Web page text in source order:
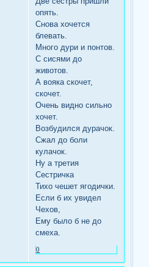
опять.
Снова хочется
блевать.
Много дури и понтов.
С сисями до
животов.
А вояка скочет,
скочет.
Очень видно сильно
хочет.
Возбудился дурачок.
Сжал до боли
кулачок.
Ну а третия
Сестричка
Тихо чешет ягодички.
Если б их увидел
Чехов,
Ему было б не до
смеха.
0